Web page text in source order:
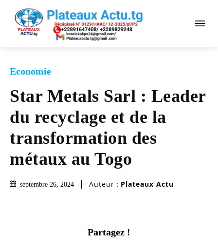
Economie
Star Metals Sarl : Leader
du recyclage et de la
transformation des
métaux au Togo
septembre 26, 2024 Auteur : Plateaux Actu
Partagez !